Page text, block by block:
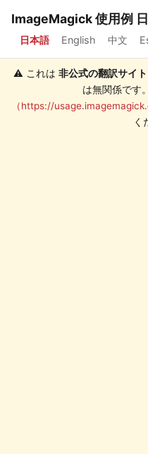
ImageMagick 使用例
日本語 English 中文
⚠️ これは 非公式の翻訳サイト
は無関係です
（https://
く